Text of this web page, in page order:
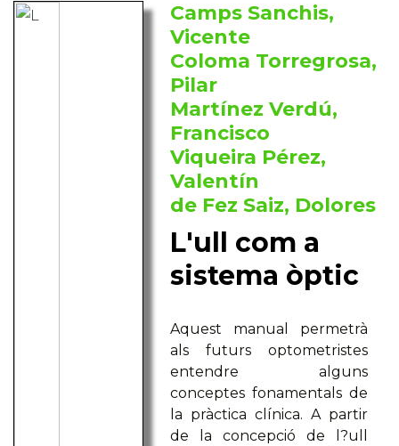
Camps Sanchis,
Vicente
Coloma Torregrosa,
Pilar
Martínez Verdú,
Francisco
Viqueira Pérez,
Valentín
de Fez Saiz, Dolores
L'ull com a
sistema òptic
Aquest manual permetrà
als futurs optometristes
entendre alguns
conceptes fonamentals de
la pràctica clínica. A partir
de la concepció de l?ull